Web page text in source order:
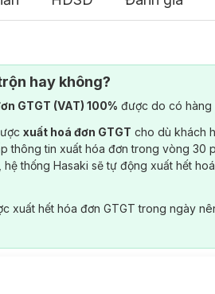
hay không?
GTGT (VAT) 100% được do có hàng
xuất hoá đơn GTGT cho dù khách
thông tin xuất hóa đơn trong vòng 30
thống Hasaki sẽ tự động xuất hết
xuất hết hóa đơn GTGT trong ngày